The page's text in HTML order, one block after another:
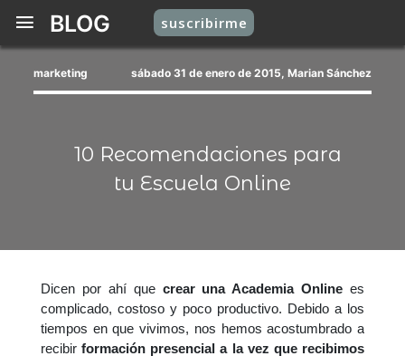
BLOG suscribirme
marketing sábado 31 de enero de 2015, Marian Sánchez
10 Recomendaciones para
tu Escuela Online
Dicen por ahí que crear una Academia Online es
complicado, costoso y poco productivo. Debido a los
tiempos en que vivimos, nos hemos acostumbrado a
recibir formación presencial a la vez que recibimos